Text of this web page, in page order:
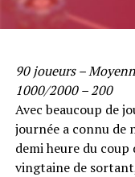
90 joueurs –
1000/2000 – 200
Avec beaucoup de
journée a connu de
demi heure du coup
vingtaine de